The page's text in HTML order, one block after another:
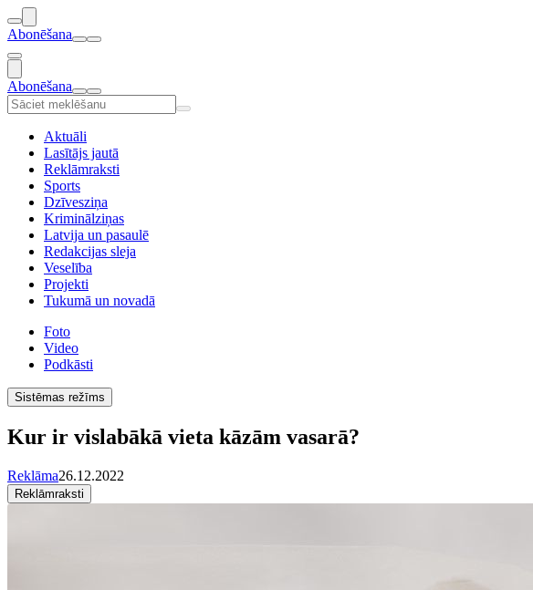
Abonēšana
Abonēšana
Aktuāli
Lasītājs jautā
Reklāmraksti
Sports
Dzīvesziņa
Kriminālziņas
Latvija un pasaulē
Redakcijas sleja
Veselība
Projekti
Tukumā un novadā
Foto
Video
Podkāsti
Sistēmas režīms
Kur ir vislabākā vieta kāzām vasarā?
Reklāma26.12.2022
Reklāmraksti